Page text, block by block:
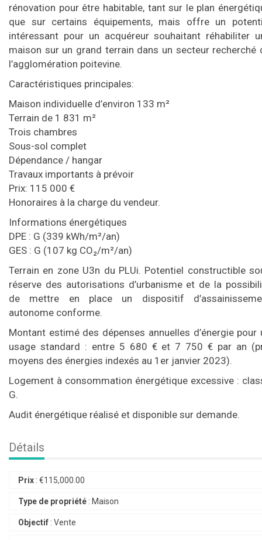
rénovation pour être habitable, tant sur le plan
que sur certains équipements, mais offre un
intéressant pour un acquéreur souhaitant réhabiliter
maison sur un grand terrain dans un secteur recherché
l’agglomération poitevine.
Caractéristiques principales:
Maison individuelle d’environ 133 m²
Terrain de 1 831 m²
Trois chambres
Sous-sol complet
Dépendance / hangar
Travaux importants à prévoir
Prix: 115 000 €
Honoraires à la charge du vendeur.
Informations énergétiques
DPE : G (339 kWh/m²/an)
GES : G (107 kg CO₂/m²/an)
Terrain en zone U3n du PLUi. Potentiel constructible
réserve des autorisations d’urbanisme et de la
de mettre en place un dispositif
autonome conforme.
Montant estimé des dépenses annuelles d’énergie pour
usage standard : entre 5 680 € et 7 750 € par an
moyens des énergies indexés au 1er janvier 2023).
Logement à consommation énergétique excessive :
G.
Audit énergétique réalisé et disponible sur demande.
Détails
Prix : €115,000.00
Type de propriété : Maison
Objectif : Vente